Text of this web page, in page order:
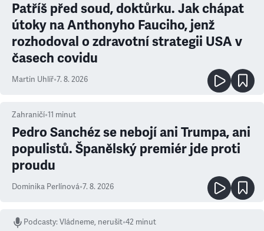
Patříš před soud, doktůrku. Jak chápat
útoky na Anthonyho Fauciho, jenž
rozhodoval o zdravotní strategii USA v
časech covidu
Martin Uhlíř•7. 8. 2026
Zahraničí•11 minut
Pedro Sanchéz se nebojí ani Trumpa, ani
populistů. Španělský premiér jde proti
proudu
Dominika Perlínová•7. 8. 2026
Podcasty:Vládneme, nerušit•42 minut